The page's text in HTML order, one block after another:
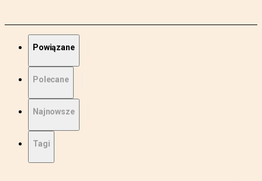
Powiązane
Polecane
Najnowsze
Tagi